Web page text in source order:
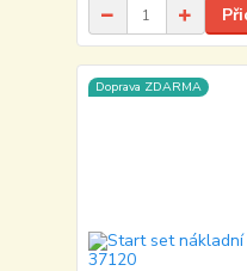
Doprava ZDARMA